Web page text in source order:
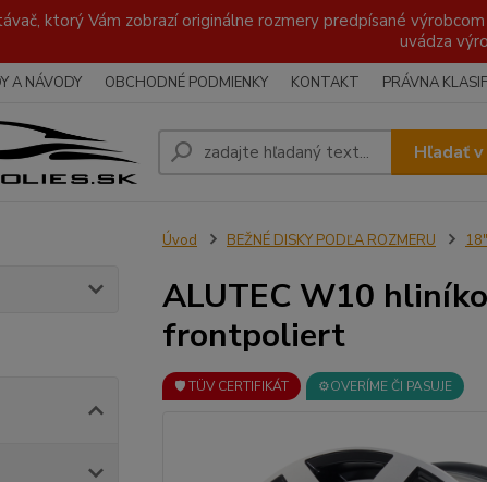
ktorý Vám zobrazí originálne rozmery predpísané
uvádza
A NÁVODY OBCHODNÉ PODMIENKY KONTAKT PRÁVNA
Hľadať
Úvod BEŽNÉ DISKY PODĽA ROZMERU
ALUTEC W10
frontpoliert
🛡️ TÜV CERTIFIKÁT ⚙️OVERÍME ČI PASUJE